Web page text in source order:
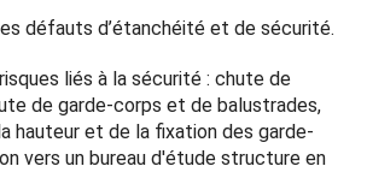
défauts d’étanchéité et de sécurité.
liés à la sécurité : chute de
de garde-corps et de balustrades,
hauteur et de la fixation des garde-
vers un bureau d'étude structure en